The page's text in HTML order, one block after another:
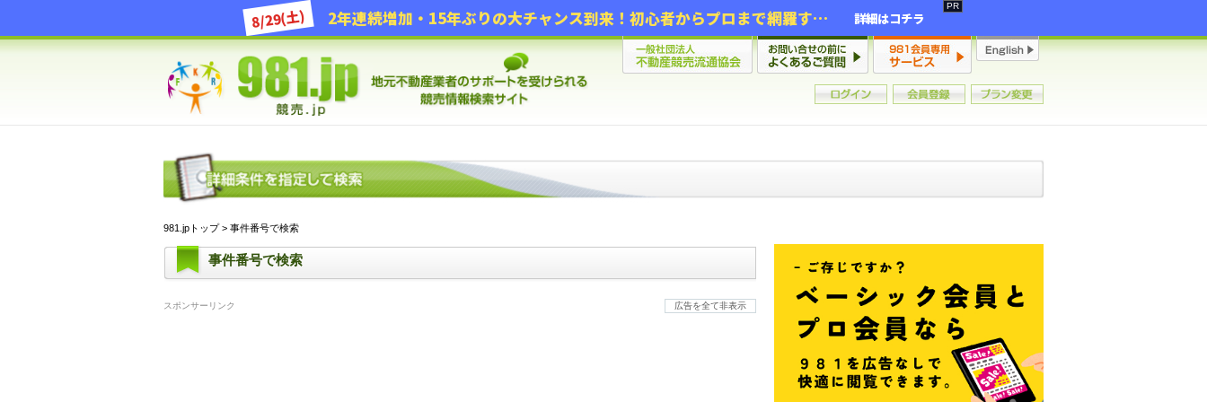
8/29(土) 2年連続増加・15年ぶりの大チャンス到来！初心者からプロまで網羅する「競売不動産・超実践投資セミナー」♦神奈川県 横浜 in 神奈川 詳細はコチラ
981.jpトップ> 事件番号で検索
事件番号で検索
スポンサーリンク 広告を全て非表示